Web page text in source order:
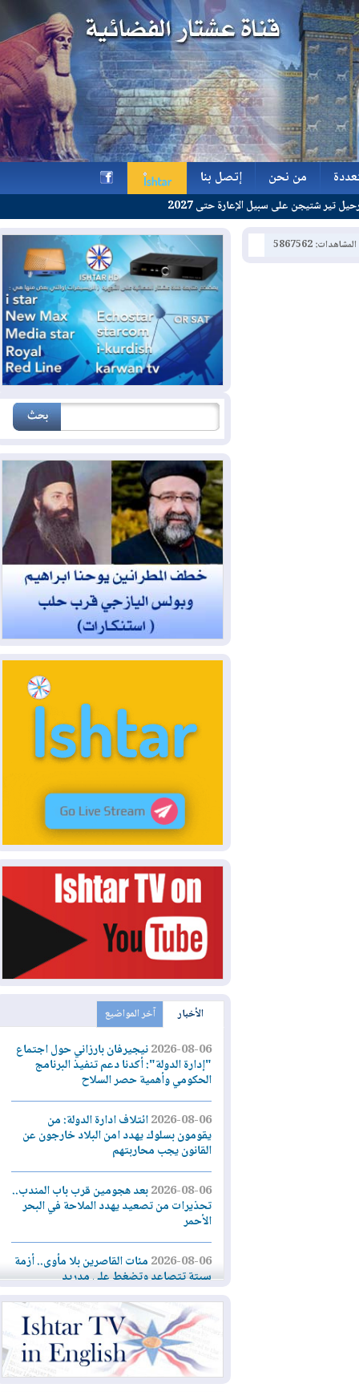
من نحن
من نحن
إتصل بنا
إتصل بناسبيل الإعارة حتى 2027
5867562
h
الأخبار آخر المواضيع
2026-08-06نيجيرفان بارزاني حول اجتماع
"إدارة الدولة": أكدنا دعم تنفيذ البرنامج
الحكومي وأهمية حصر السلاح
2026-08-06ائتلاف ادارة الدولة: من
يقومون بسلوك يهدد امن البلاد خارجون عن
القانون يجب محاربتهم
2026-08-06بعد هجومين قرب باب المندب..
تحذيرات من تصعيد يهدد الملاحة في البحر
الأحمر
2026-08-06مئات القاصرين بلا مأوى.. أزمة
سبتة تتصاعد وتضغط على مدريد
2026-08-05
لمدة عام.. بدء توريد 100
مليون قدم مكعب يومياً من غاز كورمور في
إقليم كوردستان إلى وزارة الكهرباء العراقية